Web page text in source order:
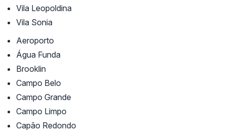
Vila Leopoldina
Vila Sonia
Aeroporto
Água Funda
Brooklin
Campo Belo
Campo Grande
Campo Limpo
Capão Redondo